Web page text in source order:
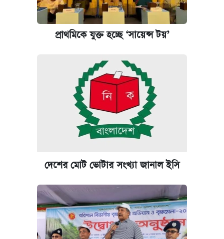
আজকের বাজারে স্বর্ণের দাম (৪ আগস্ট)
আজকের বাজারে স্বর্ণের দাম (৬ আগস্ট)
রাষ্ট্রবিরোধী কর্মকাণ্ড: ঢাবির কয়েকজন শিক্ষকের
কেমব্রিজ বিশ্ববিদ্যালয়ের এমবিএ স্কলারশিপে
প্রতিষ্ঠান প্রধানদের ভাইভা শুরুর নির্দেশ শিক্ষামন্ত্রীর
প্রাথমিকে যুক্ত হচ্ছে ‘সায়েন্স টয়’
দেশের মোট ভোটার সংখ্যা জানাল ইসি